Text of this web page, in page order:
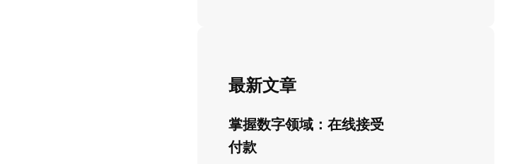
最新文章
掌握数字领域：在线接受
付款